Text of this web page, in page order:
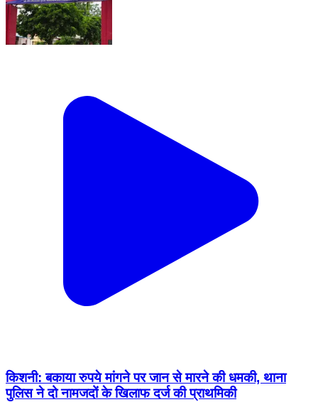
किशनी: बकाया रुपये मांगने पर जान से मारने की धमकी, थाना
पुलिस ने दो नामजदों के खिलाफ दर्ज की प्राथमिकी